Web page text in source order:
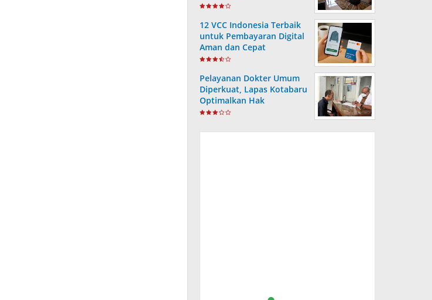
12 VCC Indonesia Terbaik
untuk Pembayaran Digital
Aman dan Cepat
Pelayanan Dokter Umum
Diperkuat, Lapas Kotabaru
Optimalkan Hak
Kesehatan Warga Binaan